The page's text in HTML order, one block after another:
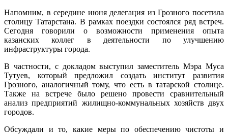
Напомним, в середине июня делегация из Грозного посетила
столицу Татарстана. В рамках поездки состоялся ряд встреч.
Сегодня говорили о возможности применения опыта
казанских коллег в деятельности по улучшению
инфраструктуры города.
В частности, с докладом выступил заместитель Мэра Муса
Тутуев, который предложил создать институт развития
Грозного, аналогичный тому, что есть в татарской столице.
Также на встрече было решено провести сравнительный
анализ предприятий жилищно-коммунальных хозяйств двух
городов.
Обсуждали и то, какие меры по обеспечению чистоты и